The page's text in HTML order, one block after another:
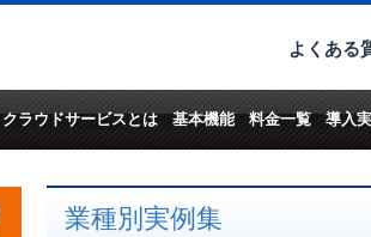
よくある
クラウドサービスとは 基本機能 料金一覧 導入
業種別実例集